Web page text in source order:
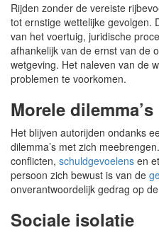
Rijden zonder de vereiste
tot ernstige wettelijke gevolgen.
van het voertuig, juridische
afhankelijk van de ernst van de
wetgeving. Het naleven van de
problemen te voorkomen.
Morele dilemma’s
Het blijven autorijden ondanks
dilemma’s met zich
conflicten, schuldgevoelens en
persoon zich bewust is van de
onverantwoordelijk gedrag op
Sociale isolatie